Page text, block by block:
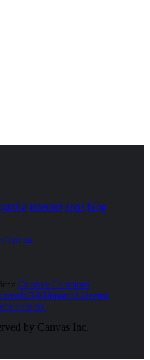
internet apps blog
Trivias.
a Creative Commons
3.0 Unported License
by Canvas Inc.